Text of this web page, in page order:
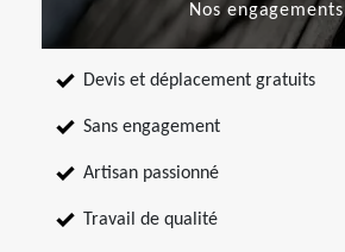
Nos engagements
Devis et déplacement gratuits
Sans engagement
Artisan passionné
Travail de qualité